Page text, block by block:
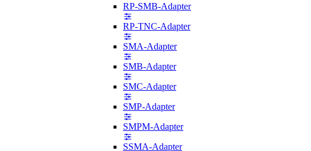
RP-SMB-Adapter
RP-TNC-Adapter
SMA-Adapter
SMB-Adapter
SMC-Adapter
SMP-Adapter
SMPM-Adapter
SSMA-Adapter